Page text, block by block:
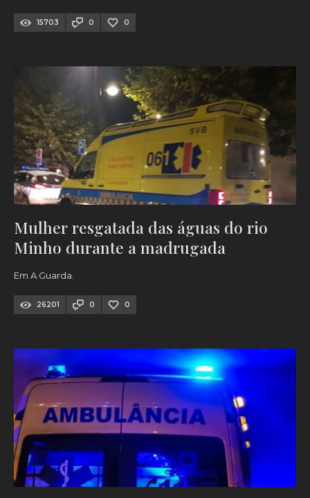
15703 0 0
Mulher resgatada das águas do rio
Minho durante a madrugada
Em A Guarda.
26201 0 0